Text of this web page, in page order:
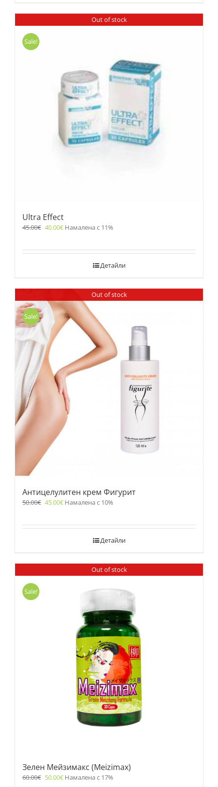
Out of stock
Sale!
Ultra Effect
45.00€ 40.00€ Намалена с 11%
Детайли
Out of stock
Sale!
Антицелулитен крем Фигурит
50.00€ 45.00€ Намалена с 10%
Детайли
Out of stock
Sale!
Зелен Мейзимакс (Meizimax)
60.00€ 50.00€ Намалена с 17%